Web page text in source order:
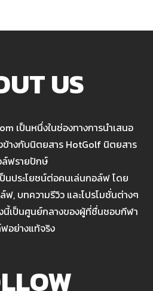
US
เป็นหนึ่งในช่องทางการนำเสนอ
ข้างกับนิตยสาร HotGolf นิตยสาร
ฟรายปักษ์
นประโยชน์ต่อคนเล่นกอล์ฟ โดย
ฟ, บทความรีวิว และโปรโมชั่นต่างๆ
นี้เป็นศูนย์กลางของผู้ที่ชื่นชอบกีฬา
อย่างแท้จริง